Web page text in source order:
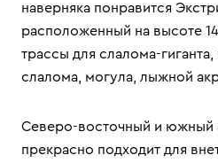
наверняка понравится
расположенный на высоте
трассы для слалома-
слалома, могула, лыжной
Северо-восточный и южный
прекрасно подходит для